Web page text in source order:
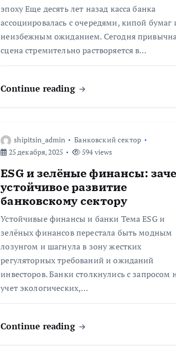
эпоху Еще десять лет назад касса банка
ассоциировалась с очередями, кипой бумаг
неизбежным ожиданием. Сегодня
сцена стремительно растворяется в…
Continue reading
shipitsin_admin
Банковский сектор
25 декабря, 2025
594 views
ESG и зелёные финансы:
устойчивое развитие
банковскому сектору
Устойчивые финансы и банки Тема ESG и
зелёных финансов перестала быть модным
лозунгом и шагнула в зону жестких
регуляторных требований и ожиданий
инвесторов. Банки столкнулись с запросом
учет экологических,…
Continue reading